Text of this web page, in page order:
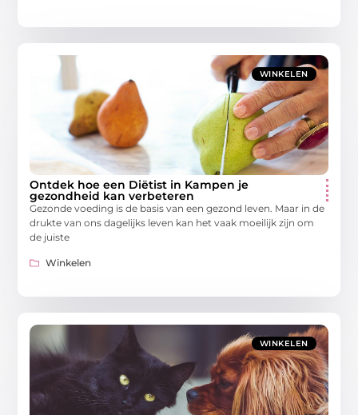
WINKELEN
Ontdek hoe een Diëtist in Kampen je
gezondheid kan verbeteren
Gezonde voeding is de basis van een gezond leven. Maar in de
drukte van ons dagelijks leven kan het vaak moeilijk zijn om
de juiste
Winkelen
WINKELEN